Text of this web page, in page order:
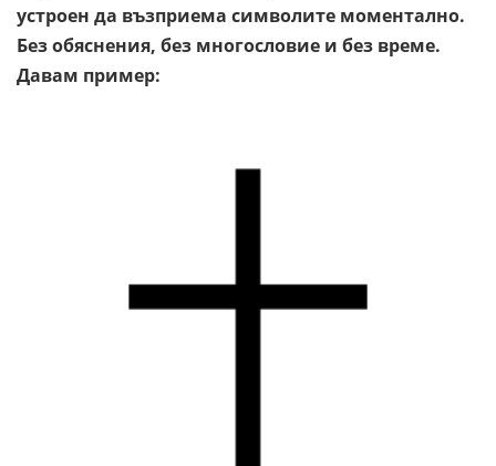
устроен да възприема символите моментално.
Без обяснения, без многословие и без време.
Давам пример: